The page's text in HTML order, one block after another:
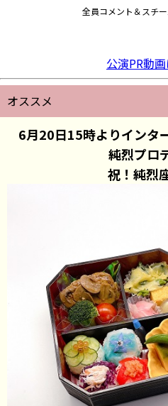
全員コメント＆スチ
公演PR動
オススメ
6月20日15時よりインタ
純烈プロ
祝！純烈